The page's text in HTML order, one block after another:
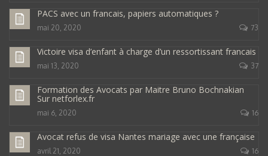
PACS avec un francais, papiers automatiques ?
mai 20, 2020 73
Victoire visa d’enfant à charge d’un ressortissant francais
mai 13, 2020 37
Formation des Avocats par Maitre Bruno Bochnakian
Sur netforlex.fr
mai 6, 2020 16
Avocat refus de visa Nantes mariage avec une française
avril 21, 2020 16